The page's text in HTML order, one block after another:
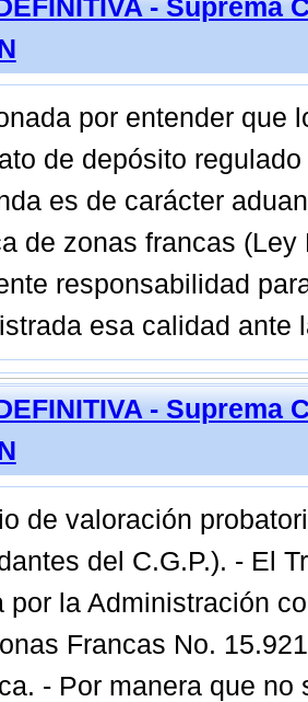
- Suprema
por entender que
de depósito
es de carácter
de zonas francas
responsabilidad
esa calidad ante
- Suprema
de valoración
del C.G.P.). - El
por la Administración
Francas No.
- Por manera que